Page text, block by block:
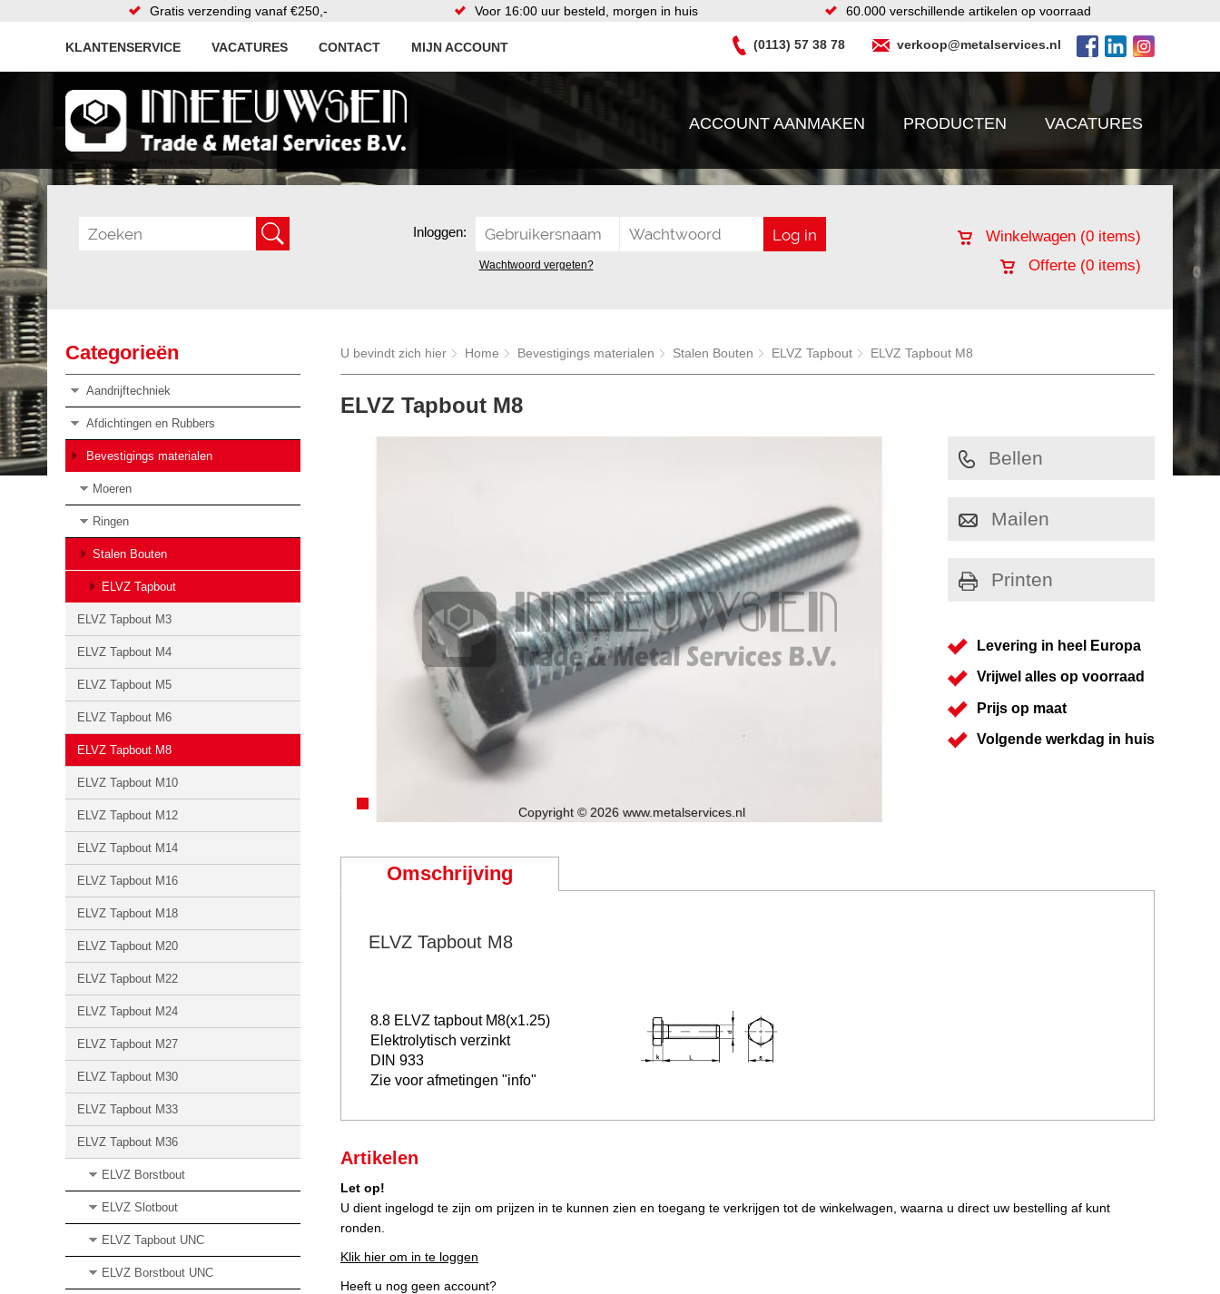
Gratis verzending vanaf €250,- Voor 16:00 uur besteld, morgen in huis 60.000 verschillende artikelen op voorraad
KLANTENSERVICE VACATURES CONTACT MIJN ACCOUNT (0113) 57 38 78 verkoop@metalservices.nl
ACCOUNT AANMAKEN PRODUCTEN VACATURES
Inloggen:
Wachtwoord vergeten?
Winkelwagen (0 items)
Offerte (0 items)
Categorieën
Aandrijftechniek
Afdichtingen en Rubbers
Bevestigings materialen
Moeren
Ringen
Stalen Bouten
ELVZ Tapbout
ELVZ Tapbout M3
ELVZ Tapbout M4
ELVZ Tapbout M5
ELVZ Tapbout M6
ELVZ Tapbout M8
ELVZ Tapbout M10
ELVZ Tapbout M12
ELVZ Tapbout M14
ELVZ Tapbout M16
ELVZ Tapbout M18
ELVZ Tapbout M20
ELVZ Tapbout M22
ELVZ Tapbout M24
ELVZ Tapbout M27
ELVZ Tapbout M30
ELVZ Tapbout M33
ELVZ Tapbout M36
ELVZ Borstbout
ELVZ Slotbout
ELVZ Tapbout UNC
ELVZ Borstbout UNC
U bevindt zich hier Home Bevestigings materialen Stalen Bouten ELVZ Tapbout ELVZ Tapbout M8
ELVZ Tapbout M8
Copyright © 2026 www.metalservices.nl
Bellen
Mailen
Printen
Levering in heel Europa
Vrijwel alles op voorraad
Prijs op maat
Volgende werkdag in huis
Omschrijving
ELVZ Tapbout M8
8.8 ELVZ tapbout M8(x1.25)
Elektrolytisch verzinkt
DIN 933
Zie voor afmetingen "info"
Artikelen
Let op!
U dient ingelogd te zijn om prijzen in te kunnen zien en toegang te verkrijgen tot de winkelwagen, waarna u direct uw bestelling af kunt
ronden.
Klik hier om in te loggen
Heeft u nog geen account?